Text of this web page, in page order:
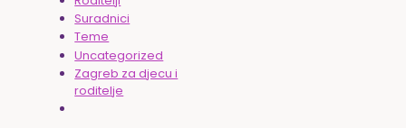
Suradnici
Teme
Uncategorized
Zagreb za djecu i
roditelje